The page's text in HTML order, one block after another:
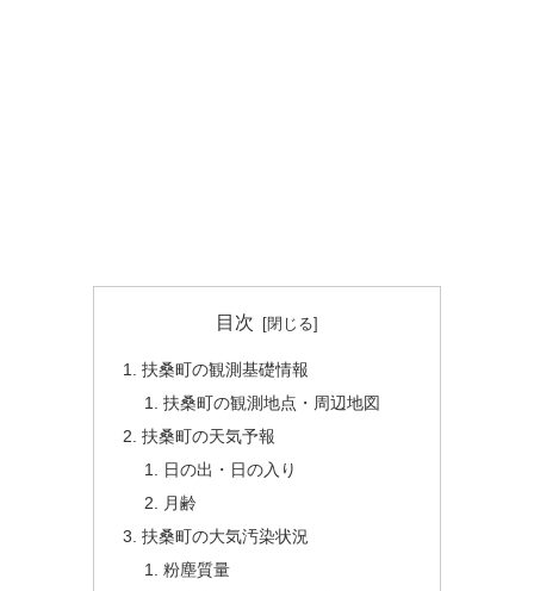
目次
扶桑町の観測基礎情報
扶桑町の観測地点・周辺地図
扶桑町の天気予報
日の出・日の入り
月齢
扶桑町の大気汚染状況
粉塵質量